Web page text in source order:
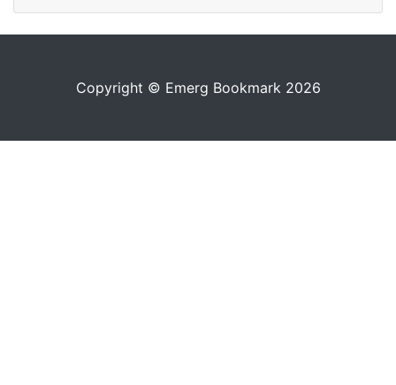
Copyright © Emerg Bookmark 2026